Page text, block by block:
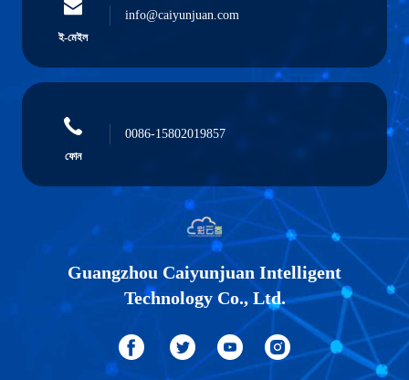
ই-মেইল
info@caiyunjuan.com
ফোন
0086-15802019857
Guangzhou Caiyunjuan Intelligent
Technology Co., Ltd.